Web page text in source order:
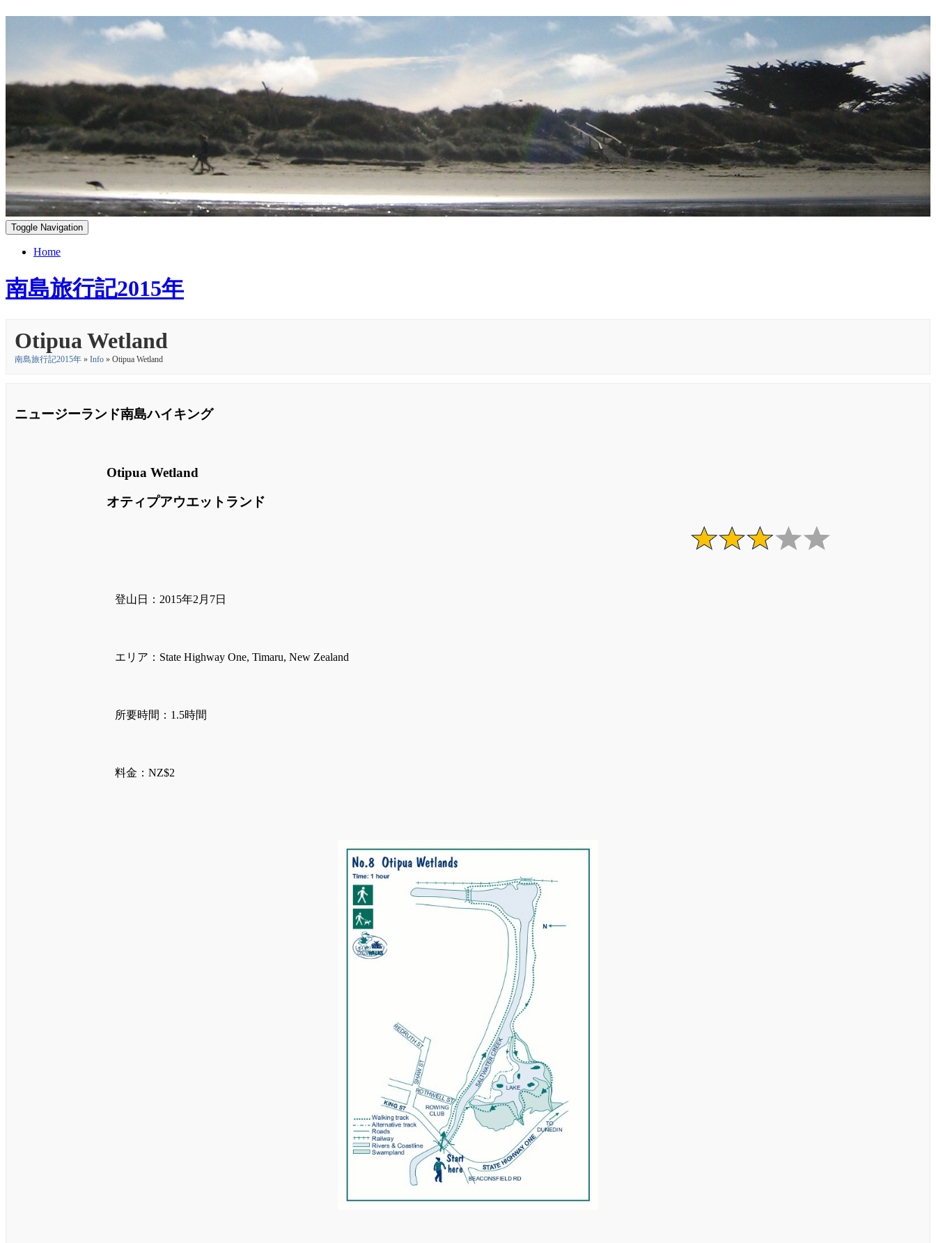
Toggle Navigation
Home
南島旅行記2015年
Otipua Wetland
南島旅行記2015年 » Info » Otipua Wetland
ニュージーランド南島ハイキング
Otipua Wetland
オティプアウエットランド
登山日：2015年2月7日
エリア：State Highway One, Timaru, New Zealand
所要時間：1.5時間
料金：NZ$2